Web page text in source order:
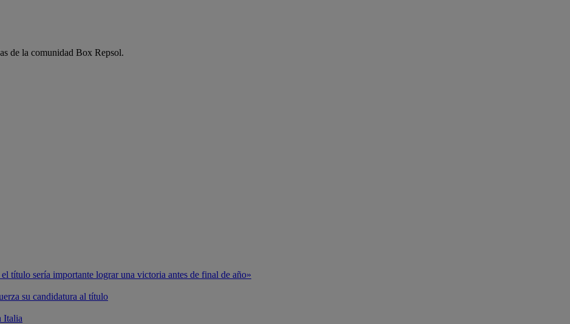
de la comunidad Box Repsol.
título sería importante lograr una victoria antes de final de año»
su candidatura al título
Italia